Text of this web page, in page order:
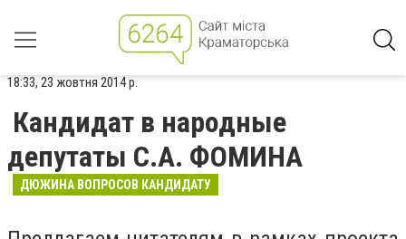
18:33, 23 жовтня 2014 р.
Кандидат в народные
депутаты С.А. ФОМИНА
ДЮЖИНА ВОПРОСОВ КАНДИДАТУ